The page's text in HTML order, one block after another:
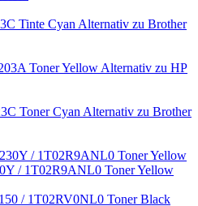
Alternativ zu Brother
Alternativ zu HP
Alternativ zu Brother
/ 1T02R9ANL0 Toner Yellow